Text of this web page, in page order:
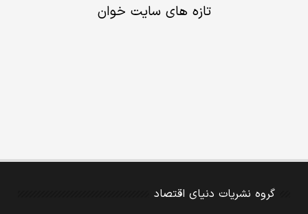
تازه های سایت خوان
گروه نشریات دنیای اقتصاد